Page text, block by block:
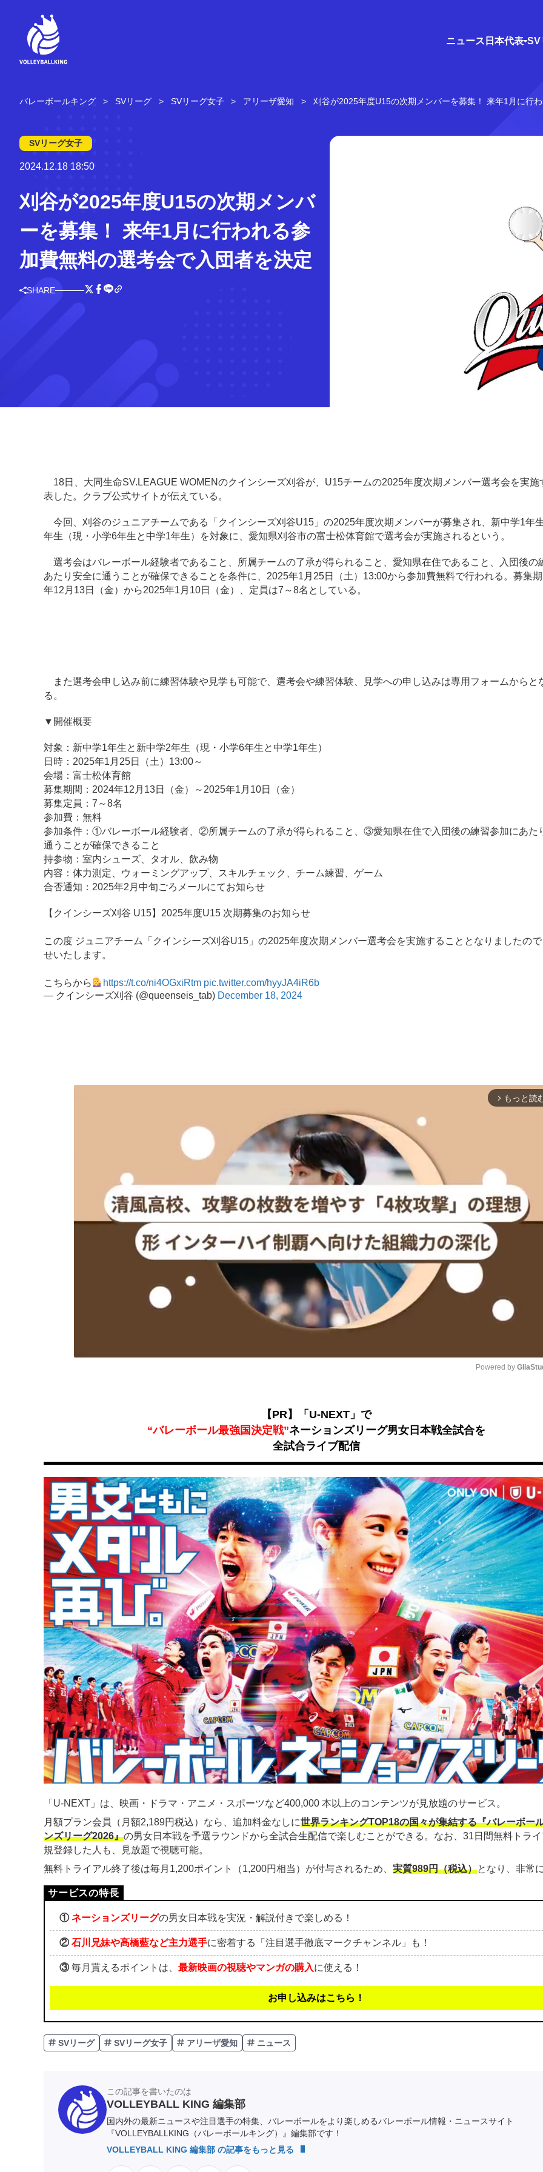
ニュース 日本代表 SV
バレーボールキング SVリーグ SVリーグ女子 アリーザ愛知 刈谷が2025年度U15の次期メンバーを募集！ 来年1月に行
SVリーグ女子
2024.12.18 18:50
刈谷が2025年度U15の次期メンバ
ーを募集！ 来年1月に行われる参
加費無料の選考会で入団者を決定
SHARE
18日、大同生命SV.LEAGUE WOMENのクインシーズ刈谷が、U15チームの2025年度次期メンバー選考会を実施
表した。クラブ公式サイトが伝えている。
今回、刈谷のジュニアチームである「クインシーズ刈谷U15」の2025年度次期メンバーが募集され、新中学1年
年生（現・小学6年生と中学1年生）を対象に、愛知県刈谷市の富士松体育館で選考会が実施されるという。
選考会はバレーボール経験者であること、所属チームの了承が得られること、愛知県在住であること、入団後の
あたり安全に通うことが確保できることを条件に、2025年1月25日（土）13:00から参加費無料で行われる。募集
年12月13日（金）から2025年1月10日（金）、定員は7～8名としている。
また選考会申し込み前に練習体験や見学も可能で、選考会や練習体験、見学への申し込みは専用フォームからと
る。
▼開催概要
対象：新中学1年生と新中学2年生（現・小学6年生と中学1年生）
日時：2025年1月25日（土）13:00～
会場：富士松体育館
募集期間：2024年12月13日（金）～2025年1月10日（金）
募集定員：7～8名
参加費：無料
参加条件：①バレーボール経験者、②所属チームの了承が得られること、③愛知県在住で入団後の練習参加にあた
通うことが確保できること
持参物：室内シューズ、タオル、飲み物
内容：体力測定、ウォーミングアップ、スキルチェック、チーム練習、ゲーム
合否通知：2025年2月中旬ごろメールにてお知らせ
【クインシーズ刈谷 U15】2025年度U15 次期募集のお知らせ
この度 ジュニアチーム「クインシーズ刈谷U15」の2025年度次期メンバー選考会を実施することとなりましたの
せいたします。
こちらから https://t.co/ni4OGxiRtm pic.twitter.com/hyyJA4iR6b
— クインシーズ刈谷 (@queenseis_tab) December 18, 2024
arrow_forward_ios もっと読
Powered by
【PR】「U-NEXT」で
“バレーボール最強国決定戦”ネーションズリーグ男女日本戦全試合を
全試合ライブ配信
「U-NEXT」は、映画・ドラマ・アニメ・スポーツなど400,000 本以上のコンテンツが見放題のサービス。
月額プラン会員（月額2,189円税込）なら、追加料金なしに世界ランキングTOP18の国々が集結する『バレーボー
ンズリーグ2026』の男女日本戦を予選ラウンドから全試合生配信で楽しむことができる。なお、31日間無料トラ
規登録した人も、見放題で視聴可能。
無料トライアル終了後は毎月1,200ポイント（1,200円相当）が付与されるため、 実質989円（税込）となり、非常
① ネーションズリーグの男女日本戦を実況・解説付きで楽しめる！
② 石川兄妹や髙橋藍など主力選手に密着する「注目選手徹底マークチャンネル」も！
③毎月貰えるポイントは、 最新映画の視聴やマンガの購入に使える！
お申し込みはこちら！
SVリーグ SVリーグ女子 アリーザ愛知 ニュース
この記事を書いたのは
VOLLEYBALL KING 編集部
国内外の最新ニュースや注目選手の特集、バレーボールをより楽しめるバレーボール情報・ニュースサイト
『VOLLEYBALLKING（バレーボールキング）』編集部です！
VOLLEYBALL KING 編集部 の記事をもっと見る